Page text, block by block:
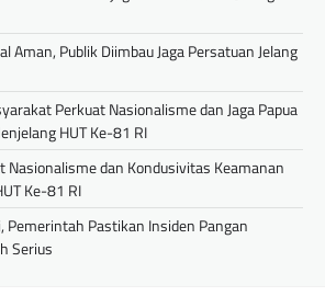
Aman, Publik Diimbau Jaga Persatuan Jelang
Perkuat Nasionalisme dan Jaga Papua
HUT Ke-81 RI
Nasionalisme dan Kondusivitas Keamanan
Ke-81 RI
Pemerintah Pastikan Insiden Pangan
Serius